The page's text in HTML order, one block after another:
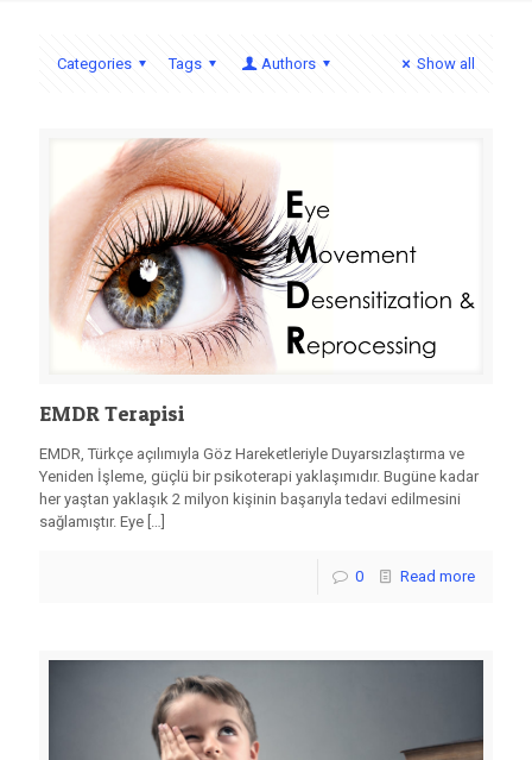
Categories Tags Authors Show all
EMDR Terapisi
EMDR, Türkçe açılımıyla Göz Hareketleriyle Duyarsızlaştırma ve
Yeniden İşleme, güçlü bir psikoterapi yaklaşımıdır. Bugüne kadar
her yaştan yaklaşık 2 milyon kişinin başarıyla tedavi edilmesini
sağlamıştır. Eye
0 Read more